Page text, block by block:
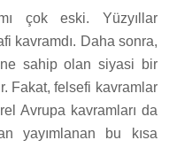
çok eski. Yüzyıllar
kavramdı. Daha sonra,
sahip olan siyasi bir
Fakat, felsefi kavramlar
Avrupa kavramları da
yayımlanan bu kısa